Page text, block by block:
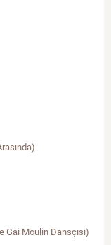
Moulin Dansçısı)